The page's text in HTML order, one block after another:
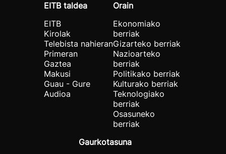
EITB taldea
EITB
Kirolak
Telebista nahieran
Primeran
Gaztea
Makusi
Guau - Gure
Audioa
Orain
Ekonomiako
berriak
Gizarteko berriak
Nazioarteko
berriak
Politikako berriak
Kulturako berriak
Teknologiako
berriak
Osasuneko
berriak
Gaurkotasuna